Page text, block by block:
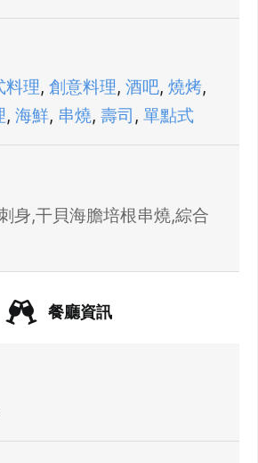
料理, 創意料理, 酒吧, 燒烤,
, 海鮮, 串燒, 壽司 , 單點式
身,干貝海膽培根串燒,綜合
餐廳資訊
登出
確認